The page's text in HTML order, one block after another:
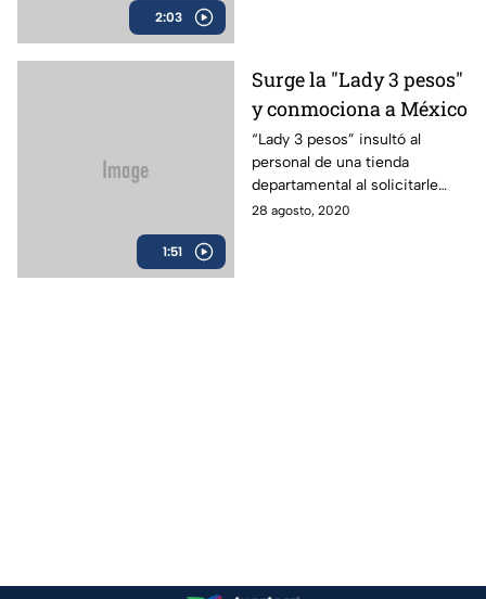
2:03
1:51
Surge la "Lady 3 pesos"
y conmociona a México
“Lady 3 pesos” insultó al
personal de una tienda
departamental al solicitarle
seguir las indicaciones
28 agosto, 2020